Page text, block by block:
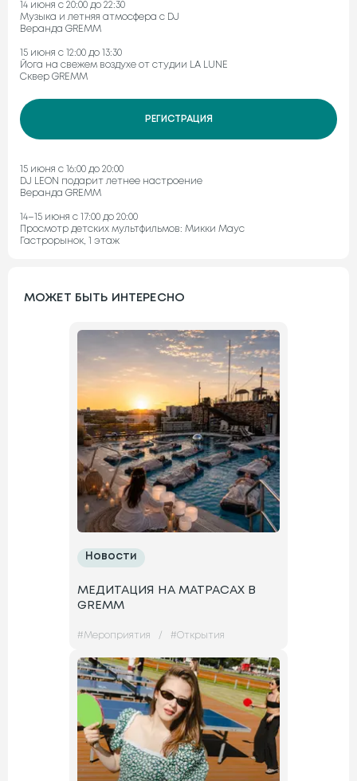
14 июня с 20:00 до 22:30
Музыка и летняя атмосфера с DJ
Веранда GREMM
15 июня с 12:00 до 13:30
Йога на свежем воздухе от студии LA LUNE
Сквер GREMM
РЕГИСТРАЦИЯ
15 июня с 16:00 до 20:00
DJ LEON подарит летнее настроение
Веранда GREMM
14–15 июня с 17:00 до 20:00
Просмотр детских мультфильмов: Микки Маус
Гастрорынок, 1 этаж
МОЖЕТ БЫТЬ ИНТЕРЕСНО
Новости
МЕДИТАЦИЯ НА МАТРАСАХ В
GREMM
#Мероприятия / #Открытия